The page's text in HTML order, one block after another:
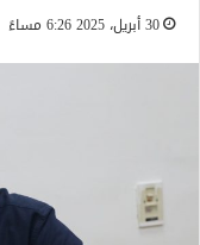
30 أبريل، 2025 6:26 مساءً